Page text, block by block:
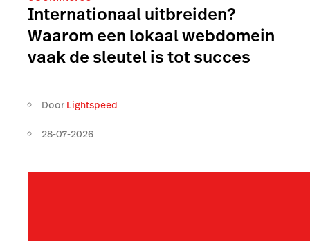
Internationaal uitbreiden?
Waarom een lokaal webdomein
vaak de sleutel is tot succes
Door Lightspeed
28-07-2026